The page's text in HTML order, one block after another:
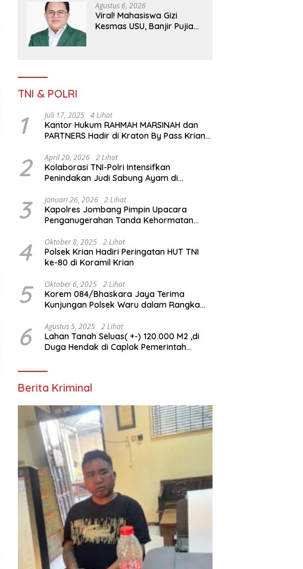
Agustus 6, 2026
Viral! Mahasiswa Gizi
Kesmas USU, Banjir Pujian
TNI & POLRI
1 Juli 17, 2025 4 Lihat
Kantor Hukum RAHMAH MARSINAH dan
PARTNERS Hadir di Kraton By Pass Krian
2 April 20, 2026 2 Lihat
Kolaborasi TNI-Polri Intensifkan
Penindakan Judi Sabung Ayam di
3 Januari 26, 2026 2 Lihat
Kapolres Jombang Pimpin Upacara
Penganugerahan Tanda Kehormatan
Polri
4 Oktober 8, 2025 2 Lihat
Polsek Krian Hadiri Peringatan HUT TNI
ke-80 di Koramil Krian
5 Oktober 6, 2025 2 Lihat
Korem 084/Bhaskara Jaya Terima
Kunjungan Polsek Waru dalam Rangka
6 Agustus 5, 2025 2 Lihat
Lahan Tanah Seluas( +-) 120.000 M2 ,di
Duga Hendak di Caplok Pemerintah
Berita Kriminal